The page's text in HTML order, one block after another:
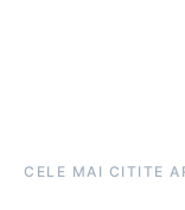
CELE MAI CITITE